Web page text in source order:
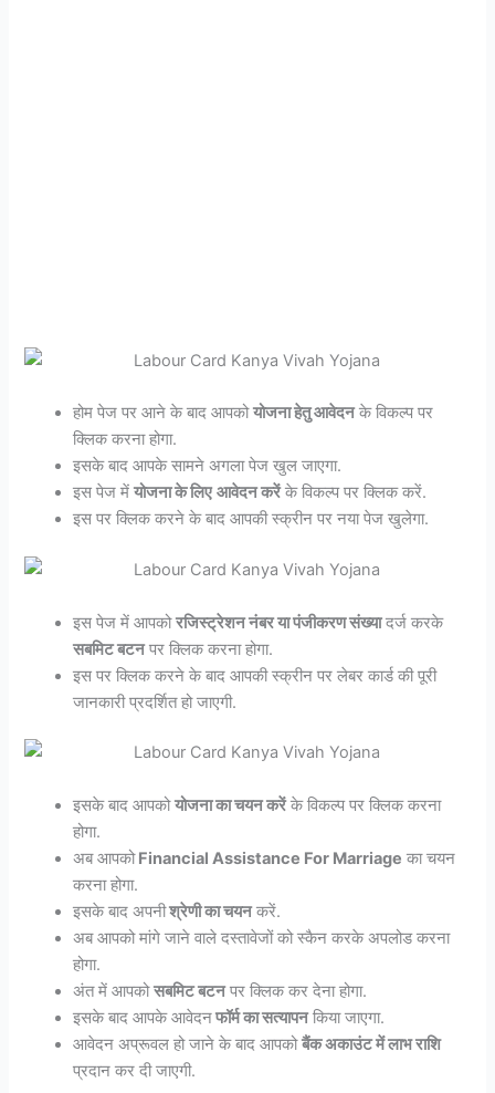
होम पेज पर आने के बाद आपकोयोजना हेतु आवेदनके विकल्प पर
क्लिक करना होगा.
इसके बाद आपके सामने अगला पेज खुल जाएगा.
इस पेज मेंयोजना के लिए आवेदन करेंके विकल्प पर क्लिक करें.
इस पर क्लिक करने के बाद आपकी स्क्रीन पर नया पेज खुलेगा.
इस पेज में आपकोरजिस्ट्रेशन नंबर या पंजीकरण संख्यादर्ज करके
सबमिट बटनपर क्लिक करना होगा.
इस पर क्लिक करने के बाद आपकी स्क्रीन पर लेबर कार्ड की पूरी
जानकारी प्रदर्शित हो जाएगी.
इसके बाद आपकोयोजना का चयन करेंके विकल्प पर क्लिक करना
होगा.
अब आपकोFinancial Assistance For Marriage का चयन
करना होगा.
इसके बाद अपनीश्रेणी का चयनकरें.
अब आपको मांगे जाने वाले दस्तावेजों को स्कैन करके अपलोड करना
होगा.
अंत में आपकोसबमिट बटनपर क्लिक कर देना होगा.
इसके बाद आपके आवेदनफॉर्म का सत्यापनकिया जाएगा.
आवेदन अप्रूवल हो जाने के बाद आपकोबैंक अकाउंट में लाभ राशि
प्रदान कर दी जाएगी.